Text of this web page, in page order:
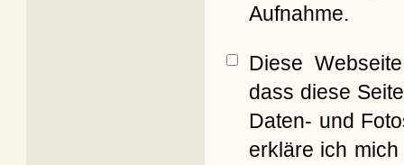
Aufnahme.
Diese
dass diese
Daten- und
erkläre ich